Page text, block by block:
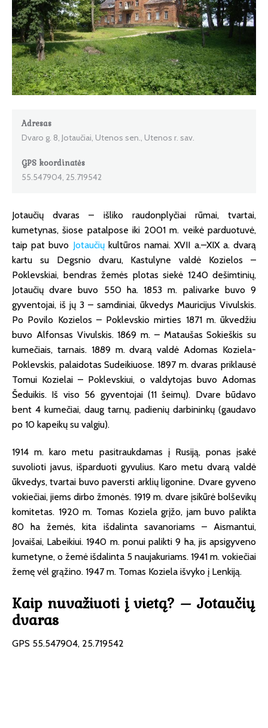
Adresas
Dvaro g. 8, Jotaučiai, Utenos sen., Utenos r. sav.
GPS koordinatės
55.547904, 25.719542
Jotaučių dvaras – išliko raudonplyčiai rūmai, tvartai,
kumetynas, šiose patalpose iki 2001 m. veikė parduotuvė,
taip pat buvo Jotaučiųkultūros namai. XVII a.–XIX a. dvarą
kartu su Degsnio dvaru, Kastulyne valdė Kozielos –
Poklevskiai, bendras žemės plotas siekė 1240 dešimtinių,
Jotaučių dvare buvo 550 ha. 1853 m. palivarke buvo 9
gyventojai, iš jų 3 – samdiniai, ūkvedys Mauricijus Vivulskis.
Po Povilo Kozielos – Poklevskio mirties 1871 m. ūkvedžiu
buvo Alfonsas Vivulskis. 1869 m. – Mataušas Sokieškis su
kumečiais, tarnais. 1889 m. dvarą valdė Adomas Koziela-
Poklevskis, palaidotas Sudeikiuose. 1897 m. dvaras priklausė
Tomui Kozielai – Poklevskiui, o valdytojas buvo Adomas
Šeduikis. Iš viso 56 gyventojai (11 šeimų). Dvare būdavo
bent 4 kumečiai, daug tarnų, padienių darbininkų (gaudavo
po 10 kapeikų su valgiu).
1914 m. karo metu pasitraukdamas į Rusiją, ponas įsakė
suvolioti javus, išparduoti gyvulius. Karo metu dvarą valdė
ūkvedys, tvartai buvo paversti arklių ligonine. Dvare gyveno
vokiečiai, jiems dirbo žmonės. 1919 m. dvare įsikūrė bolševikų
komitetas. 1920 m. Tomas Koziela grįžo, jam buvo palikta
80 ha žemės, kita išdalinta savanoriams – Aismantui,
Jovaišai, Labeikiui. 1940 m. ponui palikti 9 ha, jis apsigyveno
kumetyne, o žemė išdalinta 5 naujakuriams. 1941 m. vokiečiai
žemę vėl grąžino. 1947 m. Tomas Koziela išvyko į Lenkiją.
Kaip nuvažiuoti į vietą? – Jotaučių
dvaras
GPS 55.547904, 25.719542